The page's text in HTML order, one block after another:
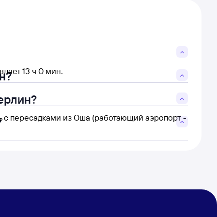
13 ч 0 мин.
пересадками из Оша (работающий аэропорт -